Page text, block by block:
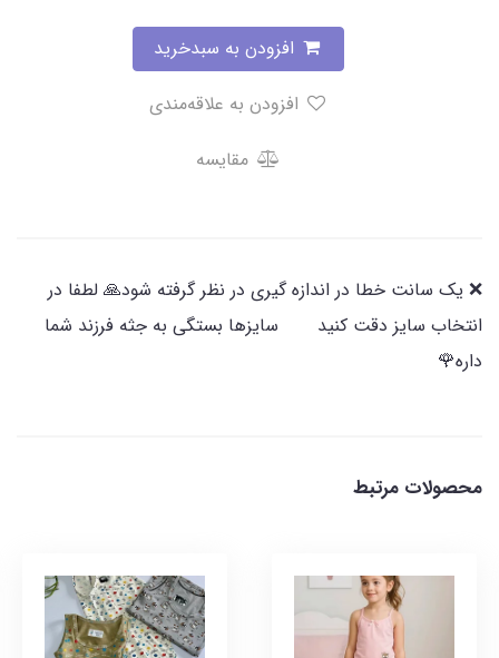
مقایسه
❌️ یک سانت خطا در اندازه گیری در نظر گرفته شود🙏 لطفا در
انتخاب سایز دقت کنید سایزها بستگی به جثه فرزند شما
داره🌹
محصولات مرتبط